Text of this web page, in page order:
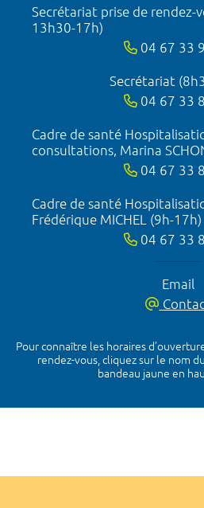
Secrétariat prise de rendez-
13h30-17h)
04 67 33
Secrétariat
04 67 33
Cadre de santé
consultations, Marina
04 67 33
Cadre de santé
Frédérique MICHEL (9h-17h)
04 67 33
Email
Pour connaître les horaires
rendez-vous, cliquez sur le nom
bandeau jaune en